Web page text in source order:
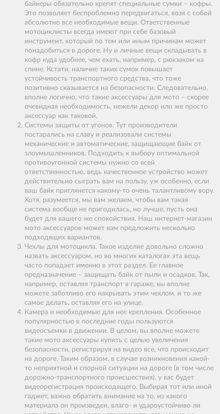
байкеры обязательно крепят специальные сумки – кофры.
Это позволяет беспроблемно передвигаться, возя с собой
абсолютно все необходимые вещи. Ответственные
мотоциклисты всегда имеют при себе базовый
инструмент, который по тем или иным причинам может
понадобиться в дороге. Ну и личные вещи складывать в
кофр куда удобнее, чем ехать, например, с рюкзаком на
спине. Кстати, наличие таких сумок повышает
устойчивость транспортного средства, что тоже
позитивно сказывается на безопасности. Следовательно,
вполне логично, что такие аксессуары для мото – скорее
очевидная необходимость, нежели декор или же просто
аксессуар как таковой.
Системы защиты от угонов. Тут производители
постарались на славу и реализовали системы
механические и автоматические, защищающие байк от
злоумышленников. Подходить к выбору оптимальной
противоугонной системы нужно со всей
ответственностью, ведь качественное устройство может
действительно сыграть вам на пользу, уж особенно, если
ваш байк приглянется какому-то очень талантливому вору.
Хотя, разумеется, мы вам желаем, чтобы вам такая
система вообще не пригодилась, но лучше, пусть она
будет для вашего же спокойствия. Наш интернет-магазин
мото аксессуаров может вам предложить несколько
подходящих вариантов.
Чехлы для мотоцикла. Такое изделие довольно сложно
назвать аксессуаром, но во многих каталогах эта вещь
часто попадает именно в этот раздел. Ее главное
предназначение – защищать байк от пыли и осадков. Так,
например, оставляя транспорт в гараже, вы вполне
можете заботливо его накрывать этим чехлом, и то же
самое делать, оставляя его на улице.
Камера и необходимые для нее крепления. Особенное
популярностью в последние годы пользуются
видеосъемки в движении. В целом, вы вполне можете
такие мото аксессуары купить с целью увеличения
безопасности, регистрируя на видео все, что происходит
на дороге. Таким образом, в случае возникновения какой-
то неприятной и спорной ситуации на дороге (в том числе
дорожно-транспортного происшествия), у вас будет
видеорегистрация происходящего. Выбирая тот или иной
гаджет, важно обратить внимание на то, из какого
материала он произведен, влаго- и удароустойчиво ли